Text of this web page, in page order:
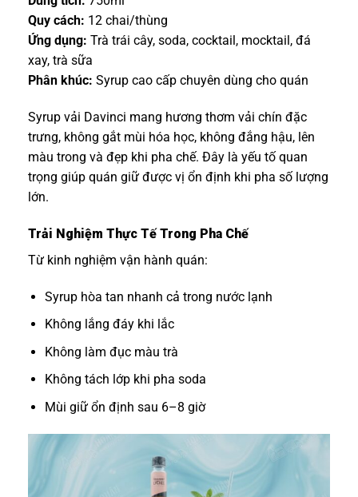
Quy cách: 12 chai/thùng
Ứng dụng: Trà trái cây, soda, cocktail, mocktail, đá
xay, trà sữa
Phân khúc: Syrup cao cấp chuyên dùng cho quán
Syrup vải Davinci mang hương thơm vải chín đặc
trưng, không gắt mùi hóa học, không đắng hậu, lên
màu trong và đẹp khi pha chế. Đây là yếu tố quan
trọng giúp quán giữ được vị ổn định khi pha số lượng
lớn.
Trải Nghiệm Thực Tế Trong Pha Chế
Từ kinh nghiệm vận hành quán:
Syrup hòa tan nhanh cả trong nước lạnh
Không lắng đáy khi lắc
Không làm đục màu trà
Không tách lớp khi pha soda
Mùi giữ ổn định sau 6–8 giờ